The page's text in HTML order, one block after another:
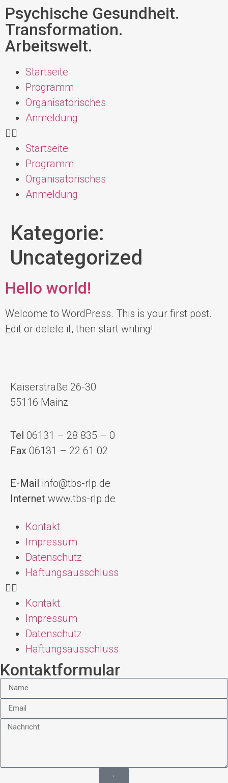
Psychische Gesundheit.
Transformation.
Arbeitswelt.
Startseite
Programm
Organisatorisches
Anmeldung
Startseite
Programm
Organisatorisches
Anmeldung
Kategorie:
Uncategorized
Hello world!
Welcome to WordPress. This is your first post.
Edit or delete it, then start writing!
Kaiserstraße 26-30
55116 Mainz
Tel 06131 – 28 835 – 0
Fax 06131 – 22 61 02
E-Mail info@tbs-rlp.de
Internet www.tbs-rlp.de
Kontakt
Impressum
Datenschutz
Haftungsausschluss
Kontakt
Impressum
Datenschutz
Haftungsausschluss
Kontaktformular